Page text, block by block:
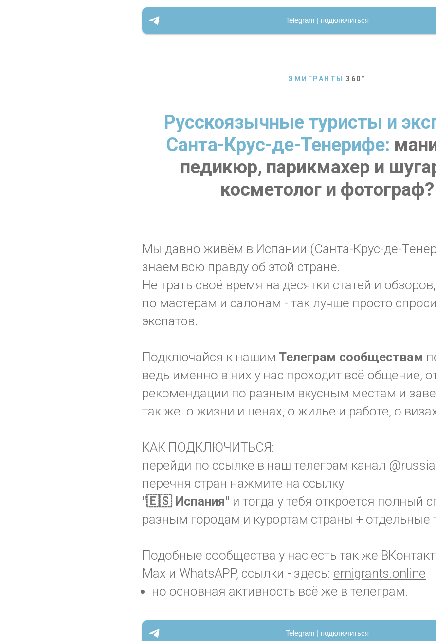
Telegram | подключиться
ЭМИГРАНТЫ 360 °
Русскоязычные туристы и
Санта-Крус-де-Тенерифе:
педикюр, парикмахер и
косметолог и фотограф?
Мы давно живём в Испании (Санта-Крус-де-
знаем всю правду об этой стране.
Не трать своё время на десятки статей и
по мастерам и салонам - так лучше просто
экспатов.
Подключайся к нашим Телеграм сообществам
ведь именно в них у нас проходит всё общение,
рекомендации по разным вкусным местам и
так же: о жизни и ценах, о жилье и работе, о
КАК ПОДКЛЮЧИТЬСЯ:
перейди по ссылке в наш телеграм канал
перечня стран нажмите на ссылку
"🇪🇸 Испания" и тогда у тебя откроется полный
разным городам и курортам страны + отдельные
Подобные сообщества у нас есть так же
Max и WhatsAPP, ссылки - здесь: emigrants.online
но основная активность всё же в телеграм.
Telegram | подключиться